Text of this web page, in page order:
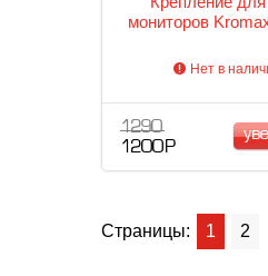
мониторов
Нет в
1 290
1 200 Р
Страницы: 1 2